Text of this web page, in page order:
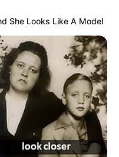
She Looks Like A Model